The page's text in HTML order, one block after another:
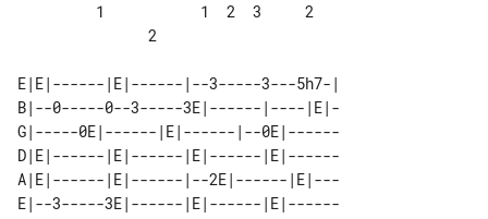
E|E|------|E|------|--3-----3---5h7-|
B|--0-----0--3-----3E|------|----|E|-
G|-----0E|------|E|------|--0E|------
D|E|------|E|------|E|------|E|------
A|E|------|E|------|--2E|------|E|---
E|--3-----3E|------|E|------|E|------